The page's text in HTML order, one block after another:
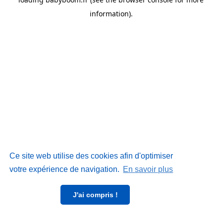
Ce site web utilise des cookies afin d'optimiser
votre expérience de navigation. En savoir plus
J'ai compris !
information).